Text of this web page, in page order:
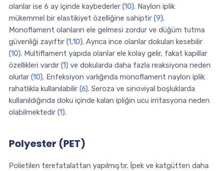
olanlar ise 6 ay içinde kaybederler (10). Naylon iplik
mükemmel bir elastikiyet özelliğine sahiptir (9).
Monoflament olanların ele gelmesi zordur ve düğüm tutma
güvenliği zayıftır (1,10). Ayrıca ince olanlar dokuları kesebilir
(10). Multiflament yapıda olanlar ele kolay gelir, fakat kapillar
özellikleri vardır (1) ve dokularda daha fazla reaksiyona neden
olurlar (10). Enfeksiyon varlığında monoflament naylon iplik
rahatlıkla kullanılabilir (6). Seroza ve sinoviyal boşluklarda
kullanıldığında doku içinde kalan ipliğin ucu irritasyona neden
olabilmektedir (1).
Polyester (PET)
Polietilen terefatalattan yapılmıştır. İpek ve katgütten daha